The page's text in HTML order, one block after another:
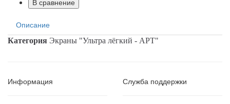
В сравнение
Описание
Категория Экраны "Ультра лёгкий - АРТ"
Информация Служба поддержки